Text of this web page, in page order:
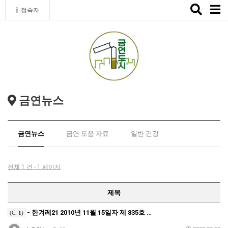
접속자
Toggle
금연뉴스
금연뉴스 금연 도움 자료 일반 건강
전체 1 건 - 1 페이지
제목
(C. 1) - 한겨레21 2010년 11월 15일자 제 835호 …